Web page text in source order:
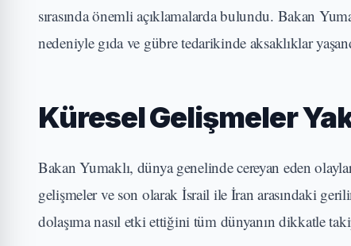
sırasında önemli açıklamalarda bulundu. Bakan
nedeniyle gıda ve gübre tedarikinde aksaklıklar
Küresel Gelişmeler
Bakan Yumaklı, dünya genelinde cereyan eden
gelişmeler ve son olarak İsrail ile İran arasındaki
dolaşıma nasıl etki ettiğini tüm dünyanın dikkatle